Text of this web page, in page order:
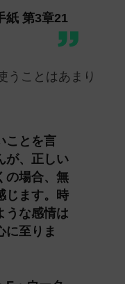
第3章21
うことはあまり
ことを言
が、正しい
の場合、無
じます。時
うな感情は
に至りま